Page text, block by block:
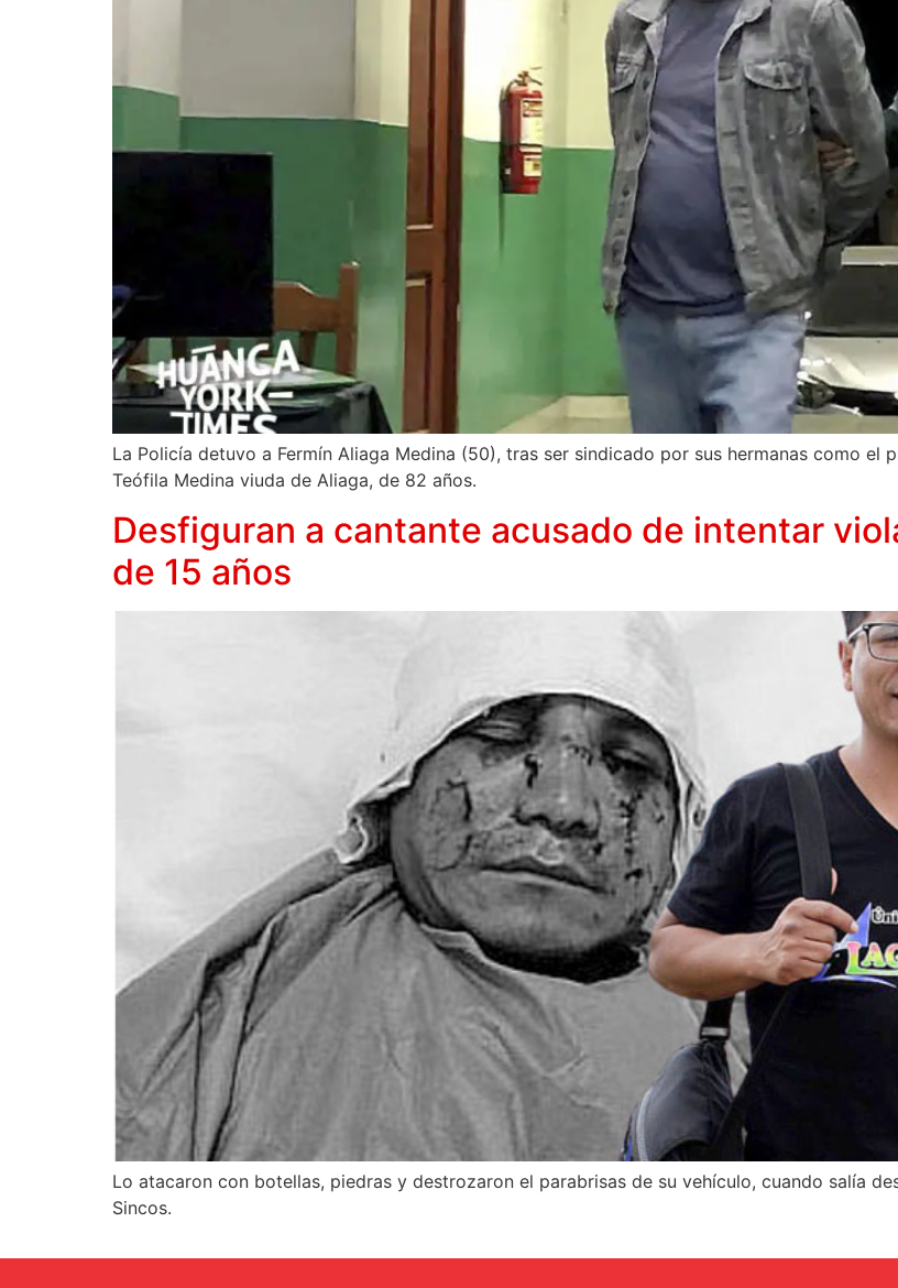
La Policía detuvo a Fermín Aliaga Medina (50), tras ser sindicado por sus hermanas como el
Teófila Medina viuda de Aliaga, de 82 años.
Desfiguran a cantante acusado de intentar
de 15 años
Lo atacaron con botellas, piedras y destrozaron el parabrisas de su vehículo, cuando salía
Sincos.